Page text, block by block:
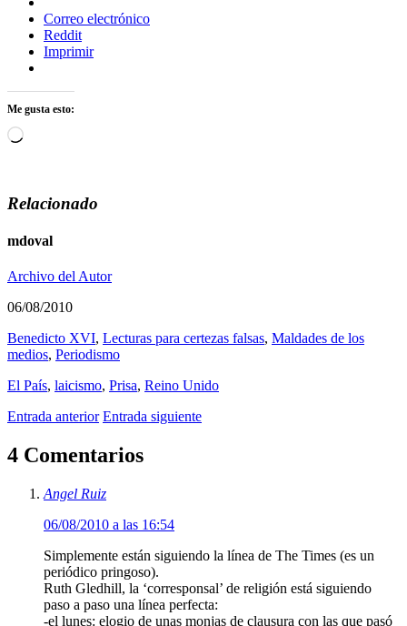
Correo electrónico
Reddit
Imprimir
Me gusta esto:
Cargando...
Relacionado
mdoval
Archivo del Autor
06/08/2010
Benedicto XVI, Lecturas para certezas falsas, Maldades de los
medios, Periodismo
El País, laicismo, Prisa, Reino Unido
Entrada anterior Entrada siguiente
4 Comentarios
Angel Ruiz
06/08/2010 a las 16:54
Simplemente están siguiendo la línea de The Times (es un
periódico pringoso).
Ruth Gledhill, la ‘corresponsal’ de religión está siguiendo
paso a paso una línea perfecta:
-el lunes: elogio de unas monjas de clausura con las que pasó